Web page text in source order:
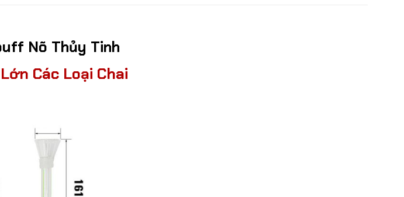
Nõ Thủy Tinh
Các Loại Chai